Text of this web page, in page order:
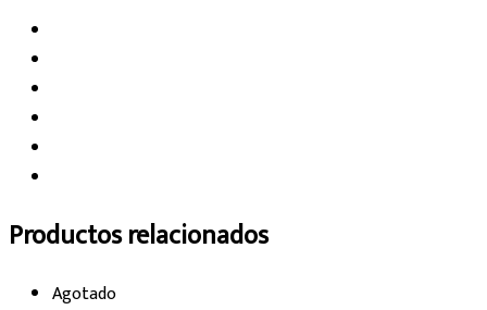
Productos relacionados
Agotado